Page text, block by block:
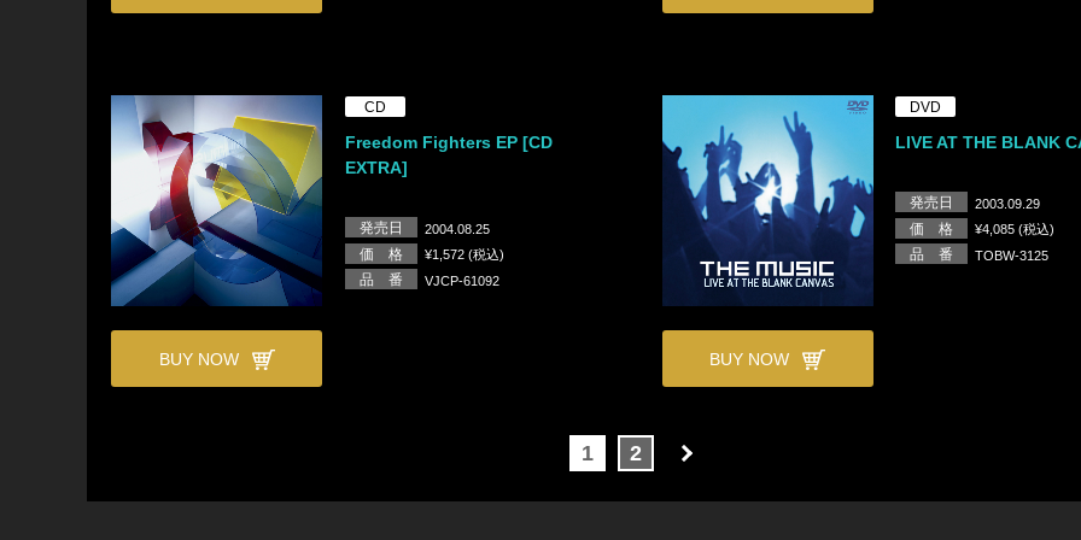
BUY NOW
CD
Freedom Fighters EP [CD
EXTRA]
発売日 2004.08.25
価 格 ¥1,572 (税込)
品 番 VJCP-61092
BUY NOW
DVD
LIVE AT THE BLANK
発売日 2003.09.29
価 格 ¥4,085 (税込)
品 番 TOBW-3125
1 2